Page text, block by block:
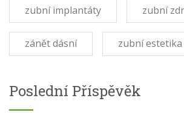
zubní implantáty zubní
zánět dásní zubní estetika
Poslední Příspěvěk